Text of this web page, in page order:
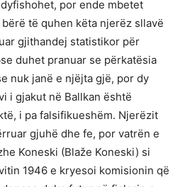
por ende mbetet
bërë të quhen këta njerëz sllavë
gjithandej statistikor për
duhet pranuar se përkatësia
nuk janë e njëjta gjë, por dy
i gjakut në Ballkan është
i pa falsifikueshëm. Njerëzit
gjuhë dhe fe, por vatrën e
Koneski (Blaže Koneski) si
1946 e kryesoi komisionin që